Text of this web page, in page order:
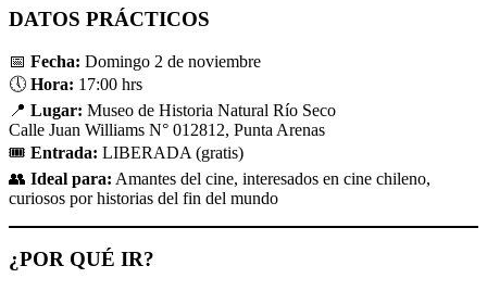
DATOS PRÁCTICOS
📅 Fecha: Domingo 2 de noviembre
🕔 Hora: 17:00 hrs
📍 Lugar: Museo de Historia Natural Río Seco
Calle Juan Williams N° 012812, Punta Arenas
🎟️ Entrada: LIBERADA (gratis)
👥 Ideal para: Amantes del cine, interesados en cine chileno,
curiosos por historias del fin del mundo
¿POR QUÉ IR?